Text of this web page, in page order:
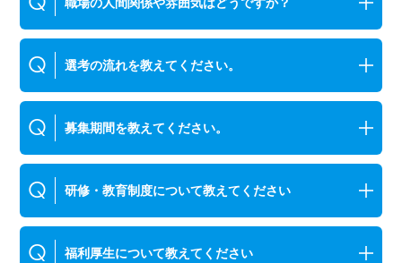
選考の流れを教えてください。
募集期間を教えてください。
研修・教育制度について教えてください
福利厚生について教えてください